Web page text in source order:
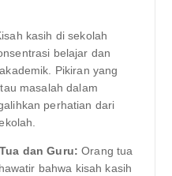
kasih di sekolah
belajar dan
Pikiran yang
masalah dalam
perhatian dari
dan Guru: Orang tua
bahwa kisah kasih